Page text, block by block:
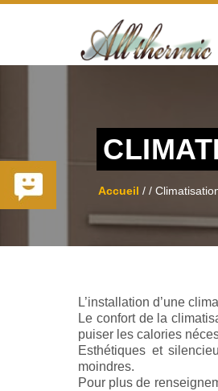
Accueil / /
L’installation d’une
Le confort de la
puiser les calories
Esthétiques et
moindres.
Pour plus de